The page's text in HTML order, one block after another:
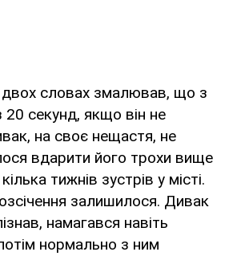
словах змалював, що з
20 секунд, якщо він не
на своє нещастя, не
вдарити його трохи вище
тижнів зустрів у місті.
залишилося. Дивак
намагався навіть
нормально з ним